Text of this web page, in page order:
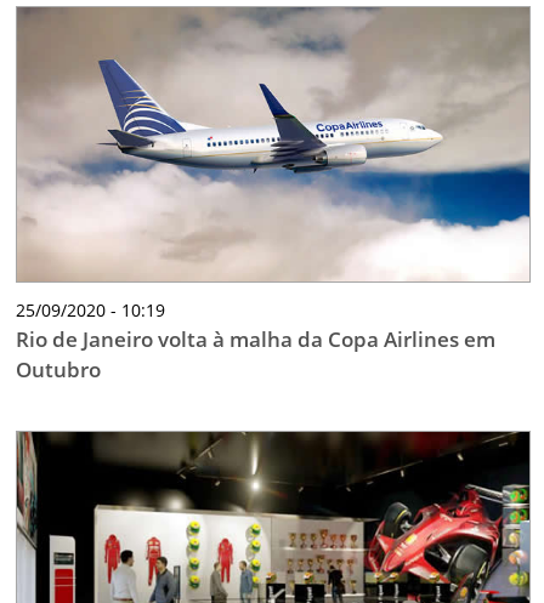
25/09/2020 - 10:19
Rio de Janeiro volta à malha da Copa Airlines em
Outubro